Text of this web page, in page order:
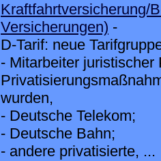
Kraftfahrtversicherung/
Versicherungen) -
D-Tarif: neue
- Mitarbeiter
wurden,
- Deutsche Telekom;
- Deutsche Bahn;
- andere privatisierte, ...